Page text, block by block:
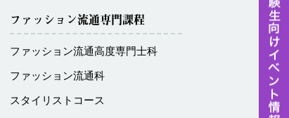
ファッション流通専門課程
ファッション流通高度専門士科
ファッション流通科
スタイリストコース